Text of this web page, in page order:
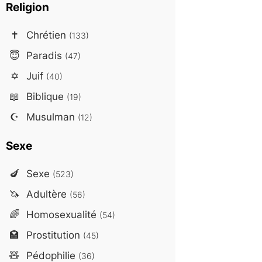
Religion
✝️ Chrétien (133)
😇 Paradis (47)
✡️ Juif (40)
📖 Biblique (19)
☪️ Musulman (12)
Sexe
🍆 Sexe (523)
🦄 Adultère (56)
🌈 Homosexualité (54)
🏩 Prostitution (45)
🧸 Pédophilie (36)